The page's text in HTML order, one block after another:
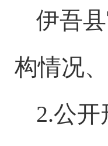
伊吾县
构情况
2.公开